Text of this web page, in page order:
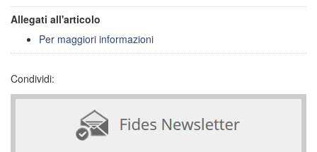
Allegati all'articolo
Per maggiori informazioni
Condividi: